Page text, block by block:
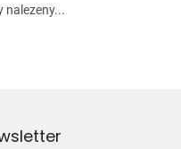
nalezeny...